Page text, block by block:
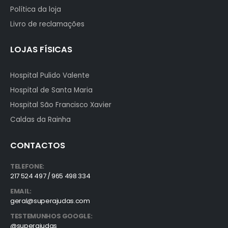
Política da loja
Livro de reclamações
LOJAS FÍSICAS
Hospital Pulido Valente
Hospital de Santa Maria
Hospital São Francisco Xavier
Caldas da Rainha
CONTACTOS
TELEFONE:
217 524 497 / 965 498 334
EMAIL:
geral@superajudas.com
TESTEMUNHOS GOOGLE:
@superajudas